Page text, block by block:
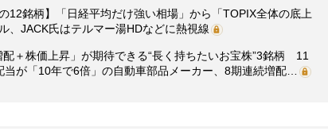
12銘柄】「日経平均だけ強い相場」から「TOPIX全体の底上
JACK氏はテルマー湯HDなどに熱視線
配＋株価上昇」が期待できる“長く持ちたいお宝株”3銘柄 11
当が「10年で6倍」の自動車部品メーカー、8期連続増配…